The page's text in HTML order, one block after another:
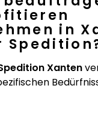
in
Xanten